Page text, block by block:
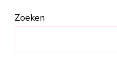
Zoeken